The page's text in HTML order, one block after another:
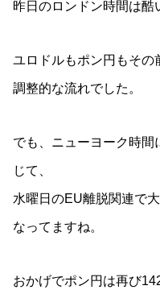
昨日のロンドン時間は酷
ユロドルもポン円もその
調整的な流れでした。
でも、ニューヨーク時
じて、
水曜日のEU離脱関連で
なってますね。
おかげでポン円は再び